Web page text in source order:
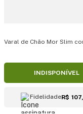
Varal de Chão Mor Slim
INDISPONÍVEL
FidelidadeR$